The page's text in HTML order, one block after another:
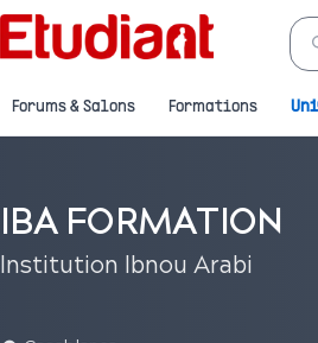
Forums & Salons Formations
IBA FORMATION
Institution Ibnou Arabi